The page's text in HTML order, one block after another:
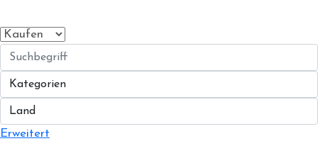
Erweitert